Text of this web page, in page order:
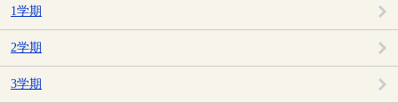
1学期
2学期
3学期